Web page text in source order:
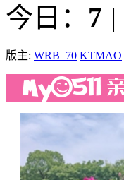
今日： 7 |
版主: WRB_70 KTMAO